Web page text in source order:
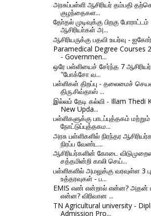
அரசுப்பள்ளி ஆசிரியர் தம்பதி
குழந்தைகள...
தோ்தல் முடிவுக்கு பிறகு போராட்டம்
ஆசிரியா்கள் அ...
ஆசிரியருக்கு பதவி உயர்வு -
Paramedical Degree Courses
- Governmen...
ஒரே பள்ளியைச் சேர்ந்த 7
"போக்சோ வ...
பள்ளிகள் திறப்பு - தலைமைச்
திரு.சிவ்தாஸ் ...
இல்லம் தேடி கல்வி - Illam Thedi
New Upda...
பள்ளிகளுக்கு பாடப்புத்தகம் மற்றும்
நோட்டுப்புத்தகம...
அரசு பள்ளிகளில் நிரந்தர
நிரப்ப வேண்ட...
ஆசிரியர்களின் கோடை
சத்தமின்றி காலி செய்...
பள்ளிகளில் அமலுக்கு வரவுள்ள 3
உத்தரவுகள் - ப...
EMIS எண் என்றால் என்ன?
என்ன? விரிவான ...
TN Agricultural university -
Admission Pro...